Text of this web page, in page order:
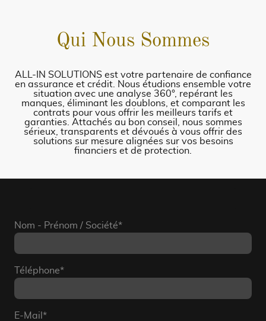
Qui Nous Sommes
ALL-IN SOLUTIONS est votre partenaire de confiance
en assurance et crédit. Nous étudions ensemble votre
situation avec une analyse 360°, repérant les
manques, éliminant les doublons, et comparant les
contrats pour vous offrir les meilleurs tarifs et
garanties. Attachés au bon conseil, nous sommes
sérieux, transparents et dévoués à vous offrir des
solutions sur mesure alignées sur vos besoins
financiers et de protection.
Nom - Prénom / Société*
Téléphone*
E-Mail *